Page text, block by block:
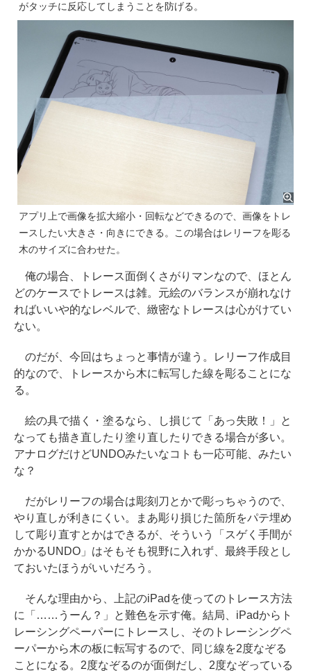
がタッチに反応してしまうことを防げる。
アプリ上で画像を拡大縮小・回転などできるので、画像をトレ
ースしたい大きさ・向きにできる。この場合はレリーフを彫る
木のサイズに合わせた。
俺の場合、トレース面倒くさがりマンなので、ほとん
どのケースでトレースは雑。元絵のバランスが崩れなけ
ればいいや的なレベルで、緻密なトレースは心がけてい
ない。
のだが、今回はちょっと事情が違う。レリーフ作成目
的なので、トレースから木に転写した線を彫ることにな
る。
絵の具で描く・塗るなら、し損じて「あっ失敗！」と
なっても描き直したり塗り直したりできる場合が多い。
アナログだけどUNDOみたいなコトも一応可能、みたい
な？
だがレリーフの場合は彫刻刀とかで彫っちゃうので、
やり直しが利きにくい。まあ彫り損じた箇所をパテ埋め
して彫り直すとかはできるが、そういう「スゲく手間が
かかるUNDO」はそもそも視野に入れず、最終手段とし
ておいたほうがいいだろう。
そんな理由から、上記のiPadを使ってのトレース方法
に「……うーん？」と難色を示す俺。結局、iPadからト
レーシングペーパーにトレースし、そのトレーシングペ
ーパーから木の板に転写するので、同じ線を2度なぞる
ことになる。2度なぞるのが面倒だし、2度なぞっている